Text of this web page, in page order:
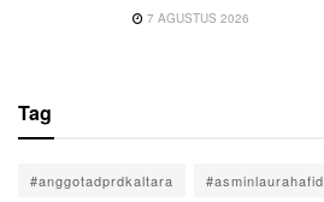
7 AGUSTUS 2026
Tag
#anggotadprdkaltara #asminlaurahafid